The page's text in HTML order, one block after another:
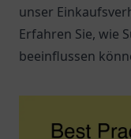
unser
Erfahren Sie, wie
beeinflussen